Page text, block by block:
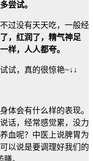
尝试。
过没有天天吃，一般经
，红润了，精气神足
样，人人都夸。
试，真的很惊艳~↓↓
体会有什么样的表现。
话，经常感觉累，没力
血呢？中医上说脾胃为
以说是要调理好我们的
。